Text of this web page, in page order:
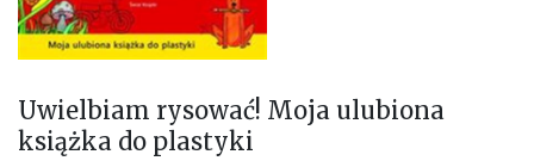
Uwielbiam rysować! Moja ulubiona
książka do plastyki